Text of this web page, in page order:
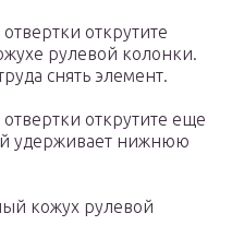
открутите
рулевой колонки.
снять элемент.
открутите еще
удерживает нижнюю
кожух рулевой